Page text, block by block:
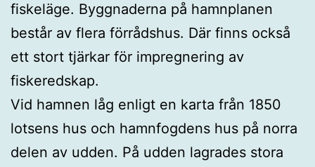
fiskeläge. Byggnaderna på hamnplanen
består av flera förrådshus. Där finns också
ett stort tjärkar för impregnering av
fiskeredskap.
Vid hamnen låg enligt en karta från 1850
lotsens hus och hamnfogdens hus på norra
delen av udden. På udden lagrades stora